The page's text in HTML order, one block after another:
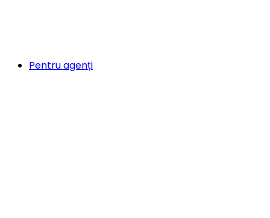
Pentru agenți